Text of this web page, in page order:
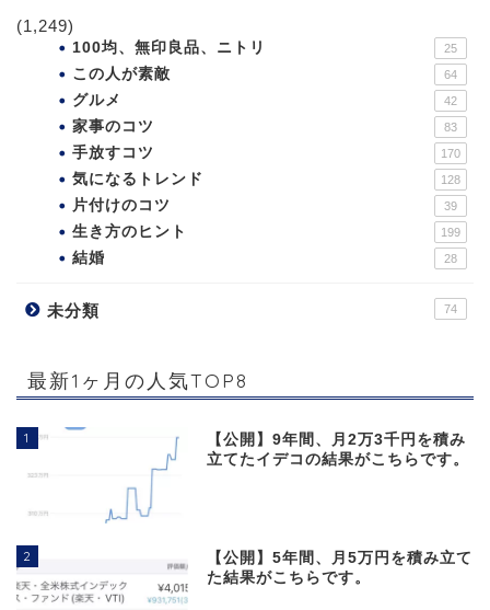
(1,249)
100均、無印良品、ニトリ 25
この人が素敵 64
グルメ 42
家事のコツ 83
手放すコツ 170
気になるトレンド 128
片付けのコツ 39
生き方のヒント 199
結婚 28
未分類 74
最新1ヶ月の人気TOP8
1
【公開】9年間、月2万3千円を積み
立てたイデコの結果がこちらです。
2
【公開】5年間、月5万円を積み立て
た結果がこちらです。